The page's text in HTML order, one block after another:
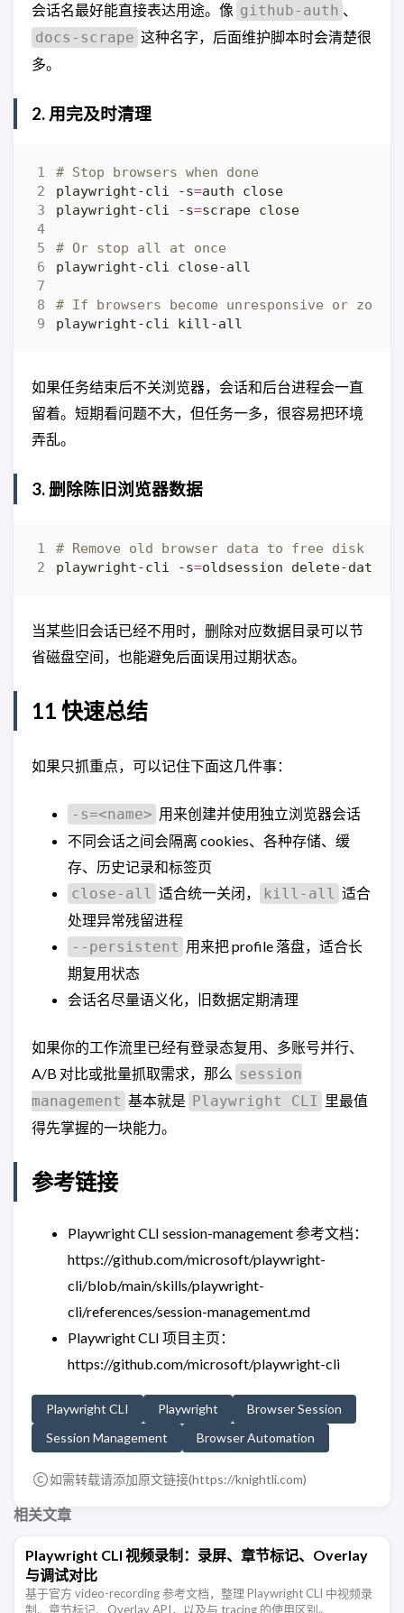
会话名最好能直接表达用途。像 github-auth 、
docs-scrape 这种名字，后面维护脚本时会清楚很
多。
2. 用完及时清理
# Stop browsers when done
playwright-cli -s=
playwright-cli -s=
# Or stop all at once
# If browsers become unresponsive or
如果任务结束后不关浏览器，会话和后台进程会一直
留着。短期看问题不大，但任务一多，很容易把环境
弄乱。
3. 删除陈旧浏览器数据
# Remove old browser data to free disk
playwright-cli -s=
当某些旧会话已经不用时，删除对应数据目录可以节
省磁盘空间，也能避免后面误用过期状态。
11 快速总结
如果只抓重点，可以记住下面这几件事：
-s=<name> 用来创建并使用独立浏览器会话
不同会话之间会隔离 cookies、各种存储、缓
存、历史记录和标签页
close-all 适合统一关闭， kill-all 适合
处理异常残留进程
--persistent 用来把 profile 落盘，适合长
期复用状态
会话名尽量语义化，旧数据定期清理
如果你的工作流里已经有登录态复用、多账号并行、
A/B 对比或批量抓取需求，那么 session
management 基本就是 Playwright CLI 里最值
得先掌握的一块能力。
参考链接
Playwright CLI session-management 参考文档：
https://github.com/microsoft/playwright-
cli/blob/main/skills/playwright-
cli/references/session-management.md
Playwright CLI 项目主页：
https://github.com/microsoft/playwright-cli
Playwright CLI Playwright
Browser Session
Session Management
Browser Automation
如需转载请添加原文链接(https://knightli.com)
相关文章
Playwright CLI 视频录制：录屏、章节标记、Overlay
与调试对比
基于官方 video-recording 参考文档，整理 Playwright CLI 中视频录
制、章节标记、Overlay API，以及与 tracing 的使用区别。